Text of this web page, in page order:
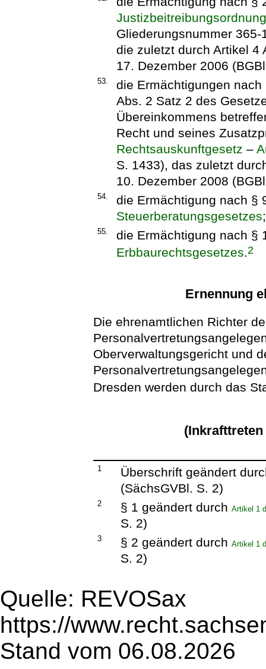
Justizbeitreibungsordnung
Gliederungsnummer
die zuletzt durch Artikel 4
17. Dezember 2006
53.
die Ermächtigungen
Abs. 2 Satz 2 des
Übereinkommens
Recht und seines
Rechtsauskunftgesetz –
S. 1433), das zuletzt
10. Dezember 2008
54.
die Ermächtigung nach §
Steuerberatungsgesetzes;
55.
die Ermächtigung nach §
Erbbaurechtsgesetzes.2
Ernennung
Die ehrenamtlichen Richter
Oberverwaltungsgericht und
Dresden werden durch das
1
Überschrift geändert
(SächsGVBl. S. 2)
2 § 1 geändert durchArtikel 1
S. 2)
3 § 2 geändert durchArtikel 1
S. 2)
Quelle: REVOSax
https://
Stand vom 06.08.2026